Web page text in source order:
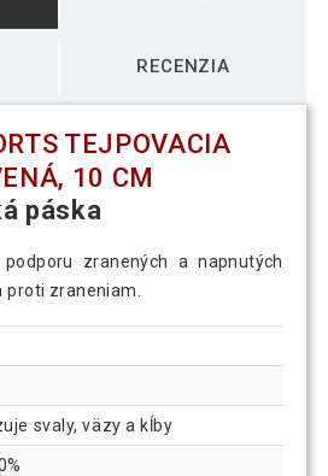
RECENZIA
TEJPOVACIA
10 CM
páska
zranených a napnutých
proti zraneniam.
svaly, väzy a kĺby